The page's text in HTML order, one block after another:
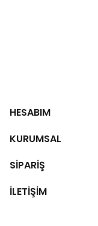
HESABIM
KURUMSAL
SİPARİŞ
İLETİŞİM